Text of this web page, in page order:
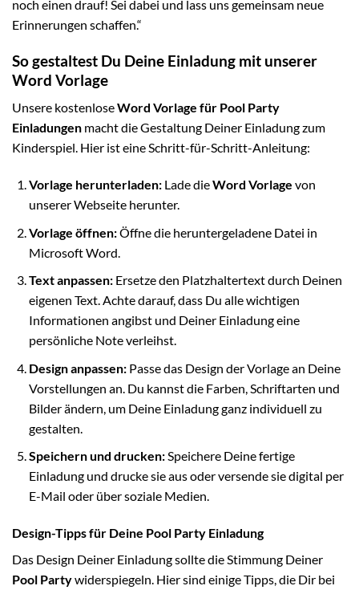
noch einen drauf! Sei dabei und lass uns gemeinsam neue
Erinnerungen schaffen.“
So gestaltest Du Deine Einladung mit unserer
Word Vorlage
Unsere kostenloseWord Vorlage für Pool Party
Einladungen macht die Gestaltung Deiner Einladung zum
Kinderspiel. Hier ist eine Schritt-für-Schritt-Anleitung:
Vorlage herunterladen:Lade dieWord Vorlage von
unserer Webseite herunter.
Vorlage öffnen:Öffne die heruntergeladene Datei in
Microsoft Word.
Text anpassen:Ersetze den Platzhaltertext durch Deinen
eigenen Text. Achte darauf, dass Du alle wichtigen
Informationen angibst und Deiner Einladung eine
persönliche Note verleihst.
Design anpassen:Passe das Design der Vorlage an Deine
Vorstellungen an. Du kannst die Farben, Schriftarten und
Bilder ändern, um Deine Einladung ganz individuell zu
gestalten.
Speichern und drucken:Speichere Deine fertige
Einladung und drucke sie aus oder versende sie digital per
E-Mail oder über soziale Medien.
Design-Tipps für Deine Pool Party Einladung
Das Design Deiner Einladung sollte die Stimmung Deiner
Pool Partywiderspiegeln. Hier sind einige Tipps, die Dir bei